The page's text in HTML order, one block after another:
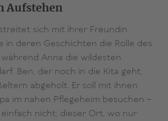
Aufstehen
streitet sich mit ihrer Freundin
in deren Geschichten die Rolle des
Anna die wildesten
Ben, der noch in die Kita geht,
abgeholt. Er soll mit ihnen
im nahen Pflegeheim besuchen –
nicht; dieser Ort, wo nur